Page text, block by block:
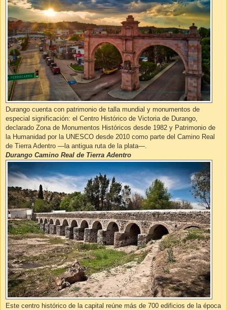
Durango cuenta con patrimonio de talla mundial y monumentos de
especial significación: el Centro Histórico de Victoria de Durango,
declarado Zona de Monumentos Históricos desde 1982 y Patrimonio de
la Humanidad por la UNESCO desde 2010 como parte del Camino Real
de Tierra Adentro —la antigua ruta de la plata—.
Durango Camino Real de Tierra Adentro
Este centro histórico de la capital reúne más de 700 edificios de la época